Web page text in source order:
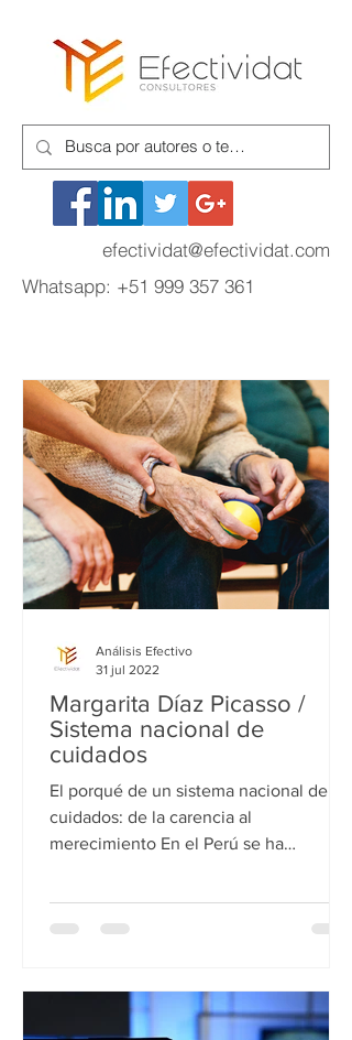
efectividat@efectividat.com
Whatsapp: +51 999 357 361
Margarita Díaz Picasso /
Sistema nacional de
cuidados
El porqué de un sistema nacional de
cuidados: de la carencia al
merecimiento En el Perú se ha
Análisis Efectivo
31 jul 2022